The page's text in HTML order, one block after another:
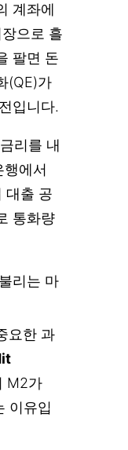
계좌에
으로 흘
팔면 돈
(QE)가
입니다.
리를 내
에서
대출 공
통화량
리는 마
요한 과
M2가
이유입